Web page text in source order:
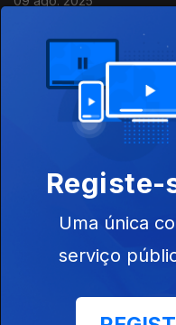
Avenidas Novas #60
02 ago. 2025
Com The Dare, Jon
Avenidas Novas
26 jul. 2025
Gone Wrong e Jamie XX.
Registe-
Uma única
serviço